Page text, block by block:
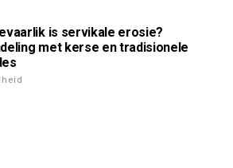
is servikale erosie?
met kerse en tradisionele